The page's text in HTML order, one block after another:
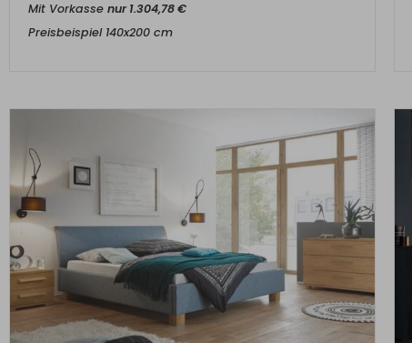
Mit Vorkasse nur1.304,78€
Preisbeispiel 140x200 cm